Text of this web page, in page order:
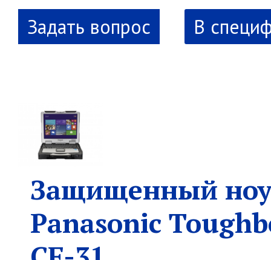
В
Защищенный
Panasonic